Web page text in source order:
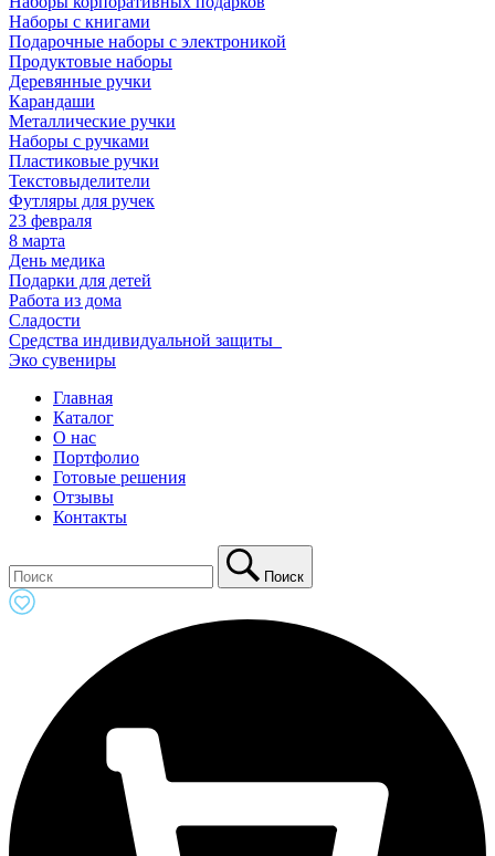
Наборы с книгами
Подарочные наборы с электроникой
Продуктовые наборы
Деревянные ручки
Карандаши
Металлические ручки
Наборы с ручками
Пластиковые ручки
Текстовыделители
Футляры для ручек
23 февраля
8 марта
День медика
Подарки для детей
Работа из дома
Сладости
Средства индивидуальной защиты_
Эко сувениры
Главная
Каталог
О нас
Портфолио
Готовые решения
Отзывы
Контакты
Поиск